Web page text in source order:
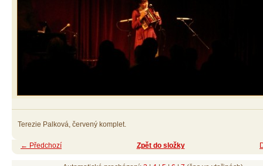
Terezie Palková, červený komplet.
← Předchozí Zpět do složky